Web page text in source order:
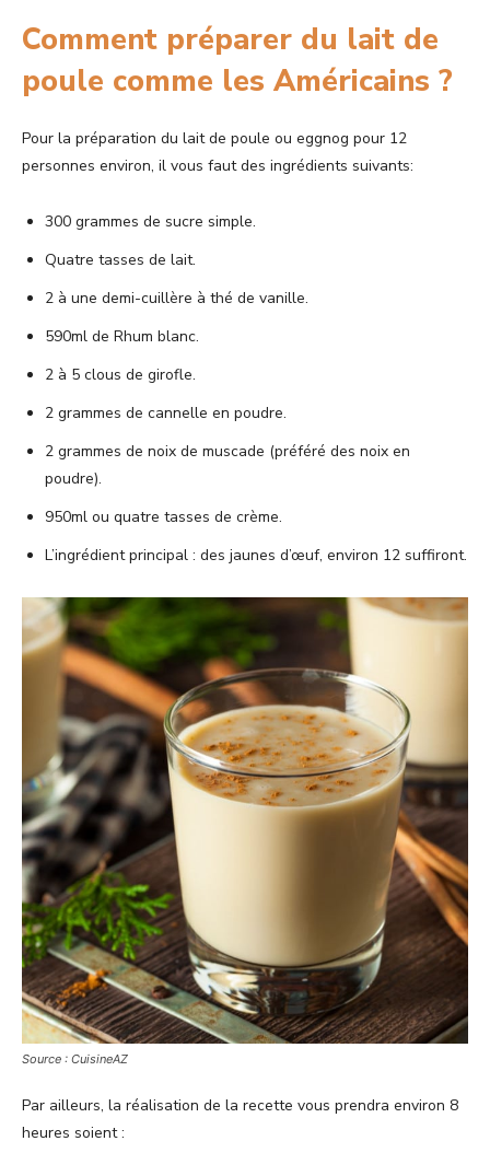
Comment préparer du lait de
poule comme les Américains ?
Pour la préparation du lait de poule ou eggnog pour 12
personnes environ, il vous faut des ingrédients suivants:
300 grammes de sucre simple.
Quatre tasses de lait.
2 à une demi-cuillère à thé de vanille.
590ml de Rhum blanc.
2 à 5 clous de girofle.
2 grammes de cannelle en poudre.
2 grammes de noix de muscade (préféré des noix en
poudre).
950ml ou quatre tasses de crème.
L’ingrédient principal : des jaunes d’œuf, environ 12 suffiront.
Source : CuisineAZ
Par ailleurs, la réalisation de la recette vous prendra environ 8
heures soient :